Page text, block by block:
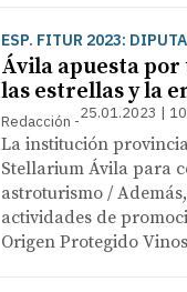
ESP. FITUR 2023:
Ávila apuesta
las estrellas y la
Redacción 25.01.2023 |
La institución
Stellarium Ávila para
astroturismo /
actividades de
Origen Protegido